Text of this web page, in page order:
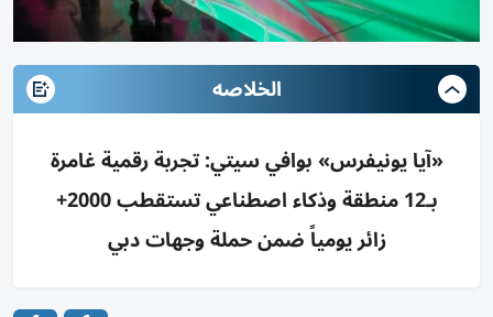
الخلاصه
«آيا يونيفرس» بوافي سيتي: تجربة رقمية غامرة
بـ12 منطقة وذكاء اصطناعي تستقطب 2000+
زائر يومياً ضمن حملة وجهات دبي